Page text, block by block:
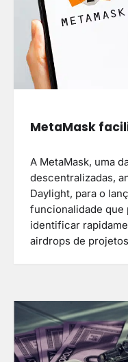
MetaMask
A MetaMask, uma
descentralizadas,
Daylight, para o
funcionalidade que
identificar
airdrops de